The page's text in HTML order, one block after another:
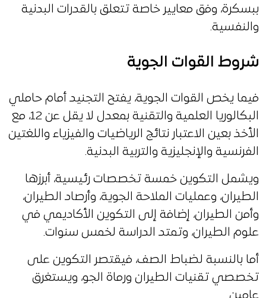
ببسكرة، وفق معايير خاصة تتعلق بالقدرات البدنية
والنفسية.
شروط القوات الجوية
فيما يخص القوات الجوية، يفتح التجنيد أمام حاملي
البكالوريا العلمية والتقنية بمعدل لا يقل عن 12، مع
الأخذ بعين الاعتبار نتائج الرياضيات والفيزياء واللغتين
الفرنسية والإنجليزية والتربية البدنية.
ويشمل التكوين خمسة تخصصات رئيسية، أبرزها
الطيران، وعمليات الملاحة الجوية، وأرصاد الطيران،
وأمن الطيران، إضافة إلى التكوين الأكاديمي في
علوم الطيران، وتمتد الدراسة لخمس سنوات.
أما بالنسبة لضباط الصف، فيقتصر التكوين على
تخصصي تقنيات الطيران ورماة الجو، ويستغرق